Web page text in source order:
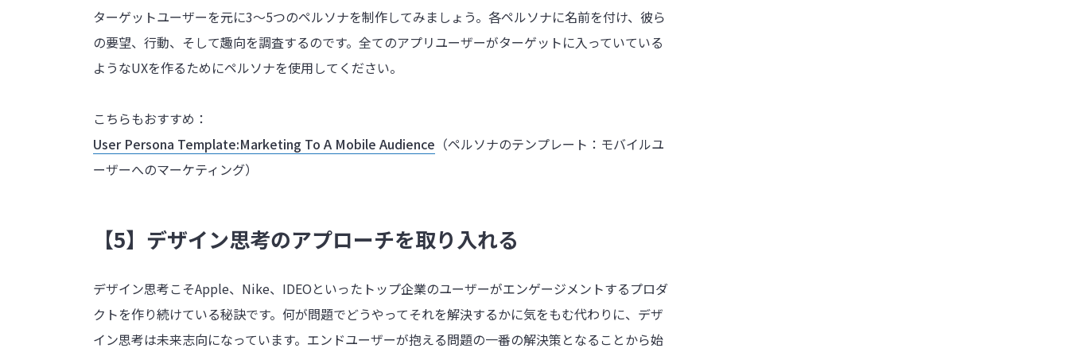
ターゲットユーザーを元に3〜5つのペルソナを制作してみましょう。各ペルソナに名前を付け、彼ら
の要望、行動、そして趣向を調査するのです。全てのアプリユーザーがターゲットに入っていている
ようなUXを作るためにペルソナを使用してください。
こちらもおすすめ：
User Persona Template:Marketing To A Mobile Audience （ペルソナのテンプレート：モバイルユ
ーザーへのマーケティング）
【5】デザイン思考のアプローチを取り入れる
デザイン思考こそApple、Nike、IDEOといったトップ企業のユーザーがエンゲージメントするプロダ
クトを作り続けている秘訣です。何が問題でどうやってそれを解決するかに気をもむ代わりに、デザ
イン思考は未来志向になっています。エンドユーザーが抱える問題の一番の解決策となることから始